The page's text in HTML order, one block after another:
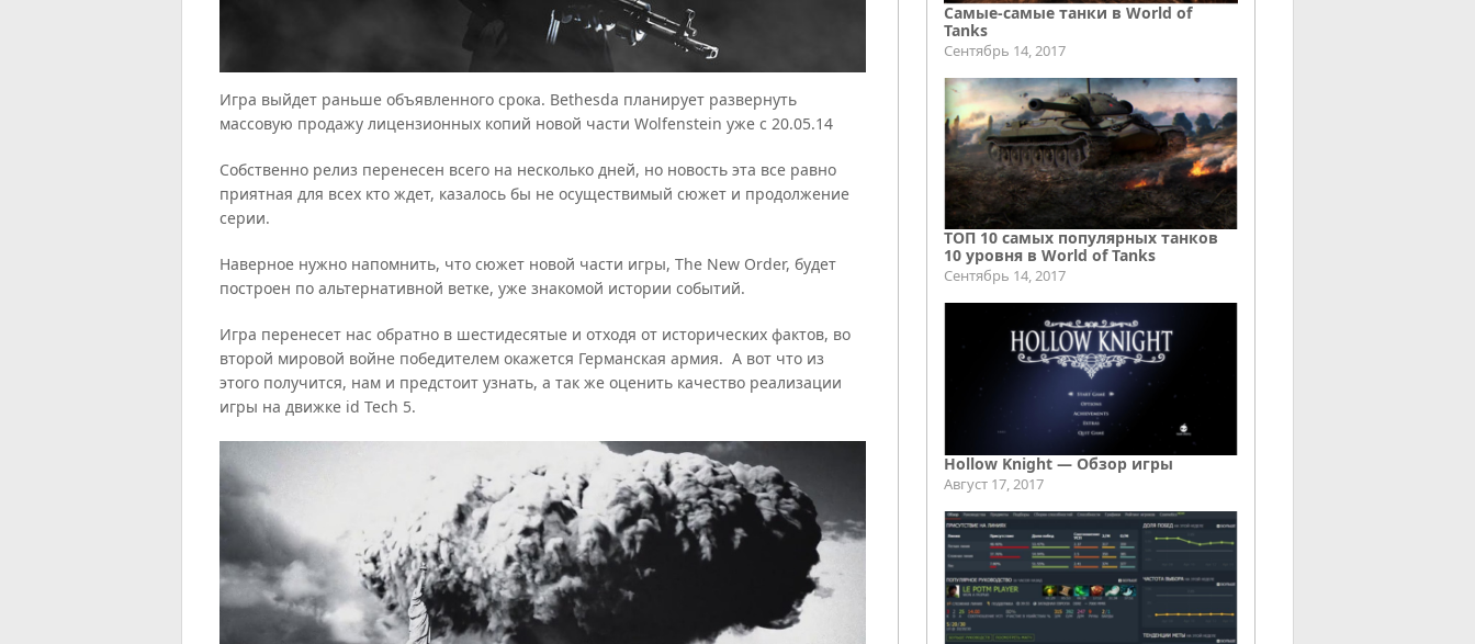
Игра выйдет раньше объявленного срока. Bethesda планирует развернуть
массовую продажу лицензионных копий новой части Wolfenstein уже с 20.05.14
Собственно релиз перенесен всего на несколько дней, но новость эта все равно
приятная для всех кто ждет, казалось бы не осуществимый сюжет и продолжение
серии.
Наверное нужно напомнить, что сюжет новой части игры, The New Order, будет
построен по альтернативной ветке, уже знакомой истории событий.
Игра перенесет нас обратно в шестидесятые и отходя от исторических фактов, во
второй мировой войне победителем окажется Германская армия. А вот что из
этого получится, нам и предстоит узнать, а так же оценить качество реализации
игры на движке id Tech 5.
Самые-самые танки в World of
Tanks
Сентябрь 14, 2017
ТОП 10 самых популярных танков
10 уровня в World of Tanks
Сентябрь 14, 2017
Hollow Knight — Обзор игры
Август 17, 2017